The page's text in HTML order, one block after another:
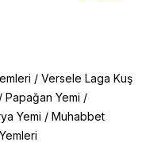
/ Versele Laga Kuş
/ Papağan Yemi /
Yemi / Muhabbet